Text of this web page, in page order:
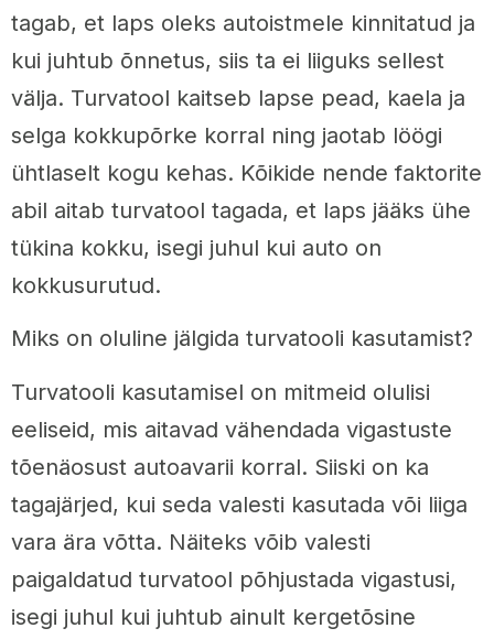
tagab, et laps oleks autoistmele kinnitatud ja
kui juhtub õnnetus, siis ta ei liiguks sellest
välja. Turvatool kaitseb lapse pead, kaela ja
selga kokkupõrke korral ning jaotab löögi
ühtlaselt kogu kehas. Kõikide nende faktorite
abil aitab turvatool tagada, et laps jääks ühe
tükina kokku, isegi juhul kui auto on
kokkusurutud.
Miks on oluline jälgida turvatooli kasutamist?
Turvatooli kasutamisel on mitmeid olulisi
eeliseid, mis aitavad vähendada vigastuste
tõenäosust autoavarii korral. Siiski on ka
tagajärjed, kui seda valesti kasutada või liiga
vara ära võtta. Näiteks võib valesti
paigaldatud turvatool põhjustada vigastusi,
isegi juhul kui juhtub ainult kergetõsine